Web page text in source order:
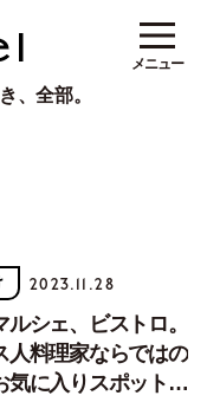
、全部。
メニュー
2023.11.28
ルシェ、ビストロ。
人料理家ならではの
気に入りスポット」